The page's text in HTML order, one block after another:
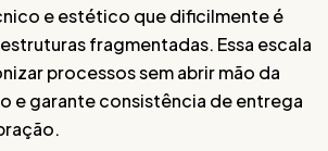
e estético que dificilmente é
fragmentadas. Essa escala
processos sem abrir mão da
e garante consistência de entrega